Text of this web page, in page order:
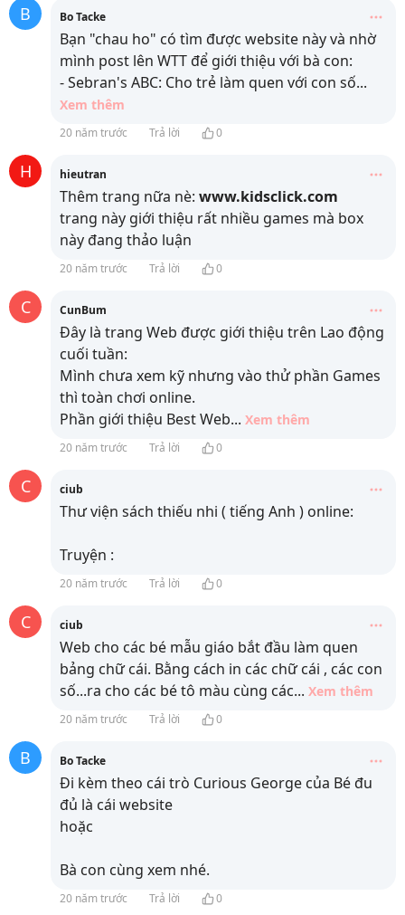
B Bo Tacke
Bạn "chau ho" có tìm được website này và nhờ
mình post lên WTT để giới thiệu với bà con:
- Sebran's ABC: Cho trẻ làm quen với con số...
Xem thêm
20 năm trước Trả lời 0
H hieutran
Thêm trang nữa nè: www.kidsclick.com
trang này giới thiệu rất nhiều games mà box
này đang thảo luận
20 năm trước Trả lời 0
C CunBum
Đây là trang Web được giới thiệu trên Lao động
cuối tuần:
Mình chưa xem kỹ nhưng vào thử phần Games
thì toàn chơi online.
Phần giới thiệu Best Web... Xem thêm
20 năm trước Trả lời 0
C ciub
Thư viện sách thiếu nhi ( tiếng Anh ) online:
Truyện :
20 năm trước Trả lời 0
C ciub
Web cho các bé mẫu giáo bắt đầu làm quen
bảng chữ cái. Bằng cách in các chữ cái , các con
số...ra cho các bé tô màu cùng các... Xem thêm
20 năm trước Trả lời 0
B Bo Tacke
Đi kèm theo cái trò Curious George của Bé đu
đủ là cái website
hoặc
Bà con cùng xem nhé.
20 năm trước Trả lời 0